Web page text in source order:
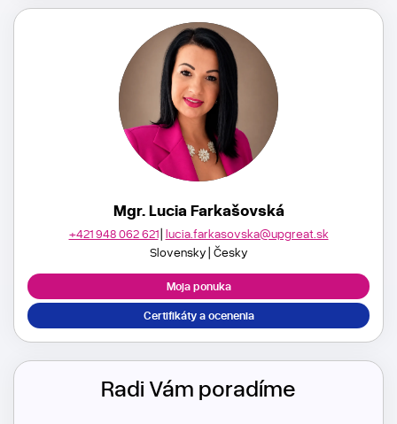
Mgr. Lucia Farkašovská
+421 948 062 621 lucia.farkasovska@upgreat.sk
Slovensky Česky
Moja ponuka
Certifikáty a ocenenia
Radi Vám poradíme